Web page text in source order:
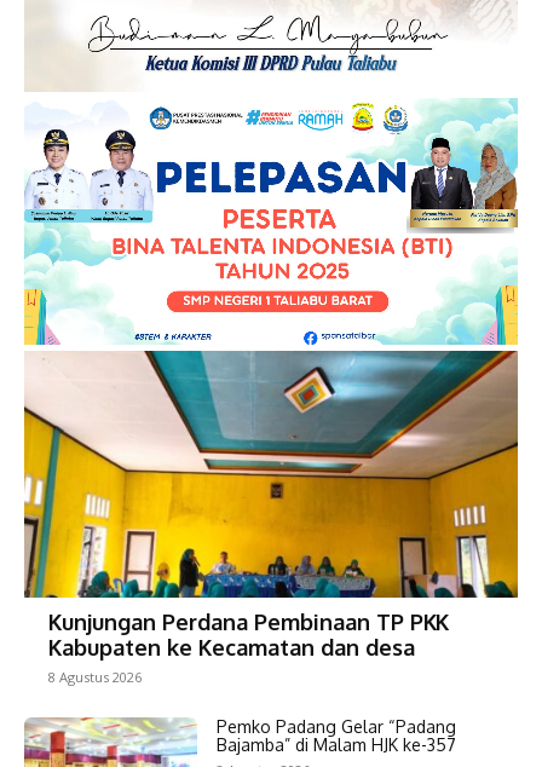
Kunjungan Perdana Pembinaan TP PKK
Kabupaten ke Kecamatan dan desa
8 Agustus 2026
Pemko Padang Gelar “Padang
Bajamba” di Malam HJK ke-357